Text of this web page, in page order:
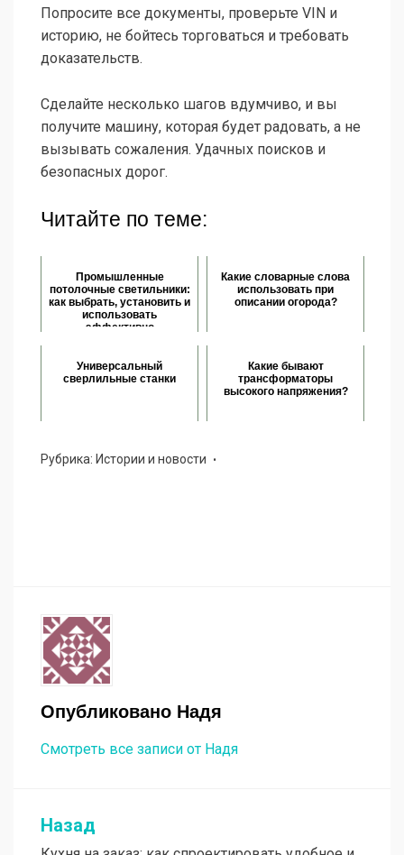
Попросите все документы, проверьте VIN и
историю, не бойтесь торговаться и требовать
доказательств.
Сделайте несколько шагов вдумчиво, и вы
получите машину, которая будет радовать, а не
вызывать сожаления. Удачных поисков и
безопасных дорог.
Читайте по теме:
Промышленные
потолочные светильники:
как выбрать, установить и
использовать
эффективно
Какие словарные слова
использовать при
описании огорода?
Универсальный
сверлильные станки
Какие бывают
трансформаторы
высокого напряжения?
Рубрика: Истории и новости
Опубликовано Надя
Смотреть все записи от Надя
Навигация
Назад